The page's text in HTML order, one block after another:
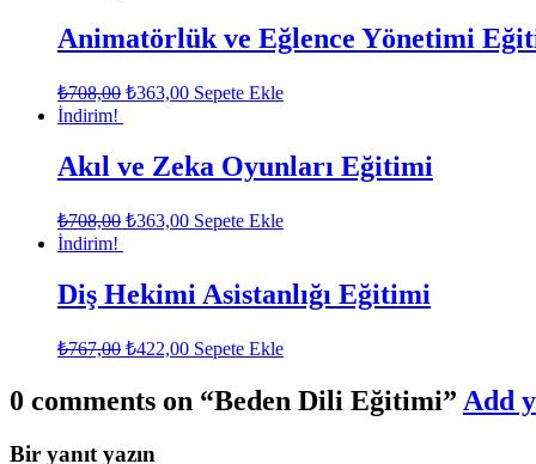
Animatörlük ve Eğlence Yönetimi
₺708,00 ₺363,00 Sepete Ekle
İndirim!
Akıl ve Zeka Oyunları Eğitimi
₺708,00 ₺363,00 Sepete Ekle
İndirim!
Diş Hekimi Asistanlığı Eğitimi
₺767,00 ₺422,00 Sepete Ekle
0 comments on “Beden Dili Eğitimi” Add
Bir yanıt yazın